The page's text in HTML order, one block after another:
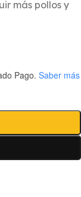
más pollos y
Pago. Saber más